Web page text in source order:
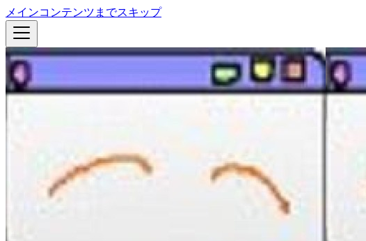
メインコンテンツまでスキップ